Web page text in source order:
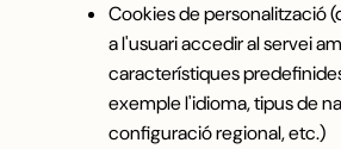
Cookies de personalització
a l'usuari accedir al servei
característiques
exemple l'idioma, tipus de
configuració regional, etc.)